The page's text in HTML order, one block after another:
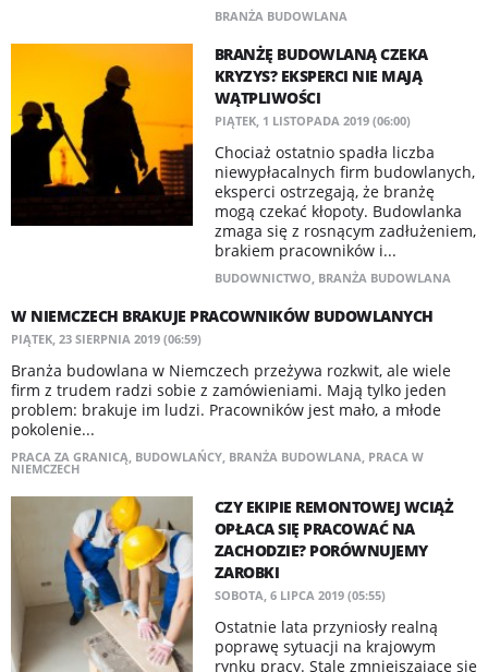
BRANŻA BUDOWLANA
BRANŻĘ BUDOWLANĄ CZEKA
KRYZYS? EKSPERCI NIE MAJĄ
WĄTPLIWOŚCI
PIĄTEK, 1 LISTOPADA 2019 (06:00)
Chociaż ostatnio spadła liczba
niewypłacalnych firm budowlanych,
eksperci ostrzegają, że branżę
mogą czekać kłopoty. Budowlanka
zmaga się z rosnącym zadłużeniem,
brakiem pracowników i...
BUDOWNICTWO, BRANŻA BUDOWLANA
W NIEMCZECH BRAKUJE PRACOWNIKÓW BUDOWLANYCH
PIĄTEK, 23 SIERPNIA 2019 (06:59)
​Branża budowlana w Niemczech przeżywa rozkwit, ale wiele
firm z trudem radzi sobie z zamówieniami. Mają tylko jeden
problem: brakuje im ludzi. Pracowników jest mało, a młode
pokolenie...
PRACA ZA GRANICĄ, BUDOWLAŃCY, BRANŻA BUDOWLANA, PRACA W
NIEMCZECH
CZY EKIPIE REMONTOWEJ WCIĄŻ
OPŁACA SIĘ PRACOWAĆ NA
ZACHODZIE? PORÓWNUJEMY
ZAROBKI
SOBOTA, 6 LIPCA 2019 (05:55)
Ostatnie lata przyniosły realną
poprawę sytuacji na krajowym
rynku pracy. Stale zmniejszające się